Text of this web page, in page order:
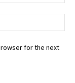
for the next